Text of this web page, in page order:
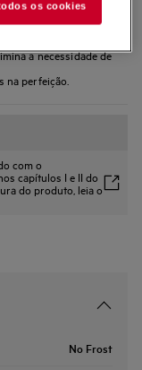
os alimentos
a necessidade de
perfeição.
com o
capítulos I e II do
do produto, leia o
No Frost
os cookies